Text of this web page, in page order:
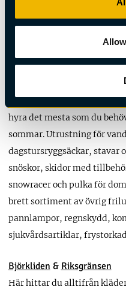
hygienartiklar och
av utrustningen för dina
snöskor, lavinutrustning
Fjällstationen har en
hyra det mesta som du
sommar. Utrustning för
dagstursryggsäckar, stavar
snöskor, skidor med
snowracer och pulka för
brett sortiment av övrig
pannlampor, regnskydd,
sjukvårdsartiklar,
Björkliden & Riksgränsen
Här hittar du alltifrån